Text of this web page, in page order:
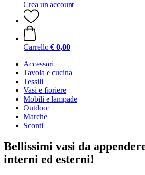
Crea un account
Carrello € 0,00
Accessori
Tavola e cucina
Tessili
Vasi e fioriere
Mobili e lampade
Outdoor
Marche
Sconti
Bellissimi vasi da
interni ed esterni!